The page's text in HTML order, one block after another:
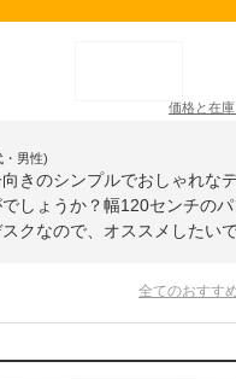
価格と在庫
・男性)
きのシンプルでおしゃれな
しょうか？幅120センチの
クなので、オススメしたいで
全てのおすす